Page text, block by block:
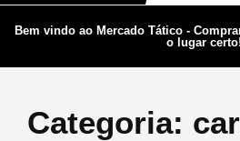
Bem vindo ao Mercado Tático -
o lugar certo!
Categoria: